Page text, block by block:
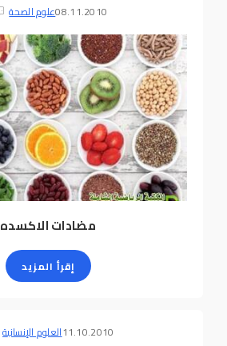
08.11.2010علوم الصحة
مضادات الاكسده
إقرأ المزيد
11.10.2010العلوم الإنسانية